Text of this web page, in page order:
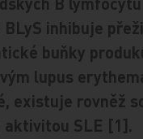
inhibuje
buňky
lupus
existuje rovněž
aktivitou SLE [1].